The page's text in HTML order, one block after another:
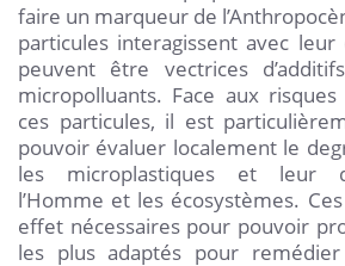
faire un marqueur de
particules interagissent avec
peuvent être vectrices
micropolluants. Face aux
ces particules, il est
pouvoir évaluer localement le
les microplastiques et leur
l’Homme et les écosystèmes.
effet nécessaires pour pouvoir
les plus adaptés pour